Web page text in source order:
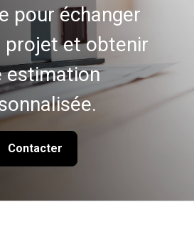
pour échanger
projet et obtenir
estimation
Contacter